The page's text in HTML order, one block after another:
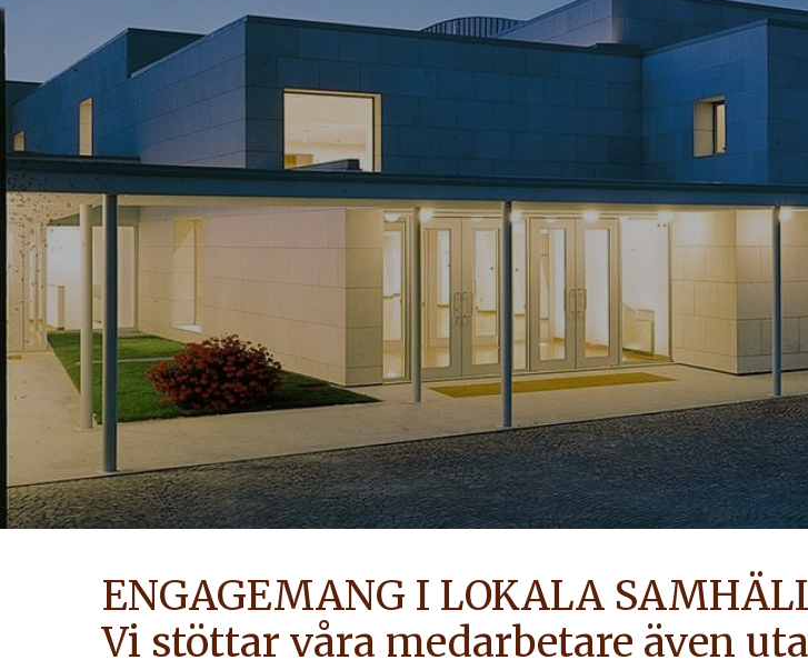
ENGAGEMANG I LOKALA
Vi stöttar våra medarbetare även